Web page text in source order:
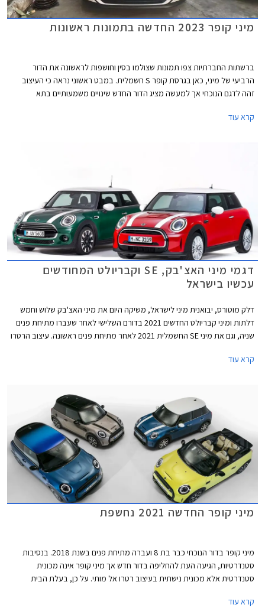
מיני קופר 2023 החדשה בתמונות ראשונות
ברשתות החברתיות צפו תמונות שצולמו בסין וחושפות לראשונה את הדור
הרביעי של מיני, כאן בגרסת קופר S חשמלית. במבט ראשוני נראה כי העיצוב
זהה לדגם הנוכחי אך למעשה מציג הדור החדש שינויים משמעותיים בתא
קרא עוד
דגמי מיני האצ'בק, SE וקבריולט המחודשים
עכשיו בישראל
דלק מוטורס, יבואנית מיני לישראל, משיקה היום את מיני האצ'בק שלוש וחמש
דלתות ומיני קבריולט החדשים 2021 בדורם השלישי לאחר שעברו מתיחת פנים
שניה, וגם את מיני SE החשמלית 2021 לאחר מתיחת פנים ראשונה. עיצוב הרטרו
"חשמלי" ואטום עם מסגרת בגוון שחור מבריק. הפגוש הקדמי כולל כעת כונסי
פנס ערפל מרכזי. פנסי LED אחוריים עם גרפיקת דגל בריטניה - Union Lack
אינץ' חדשים, וצבעי מרכב חדשים לרבות צביעה רב גונית לגג המשלבת שני
צבעים.
קרא עוד
מיני קופר החדשה 2021 נחשפת
מיני קופר בדור הנוכחי כבר בת 8 ועברה מתיחת פנים בשנת 2018. בנסיבות
סטנדרטיות, הגיעה העת להחליפה בדור חדש אך מיני קופר אינה מכונית
סטנדרטית אלא מכונית נישתית בעיצוב רטרו אל מותי. על כן, בעלת הבית
אשר ישאירו אותה עדכנית בקו החזית לשנים הקרובות.
קרא עוד